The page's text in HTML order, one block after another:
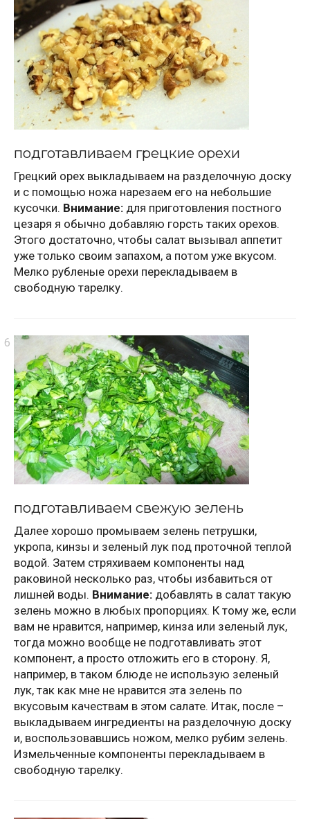
подготавливаем грецкие орехи
Грецкий орех выкладываем на разделочную доску
и с помощью ножа нарезаем его на небольшие
кусочки. Внимание: для приготовления постного
цезаря я обычно добавляю горсть таких орехов.
Этого достаточно, чтобы салат вызывал аппетит
уже только своим запахом, а потом уже вкусом.
Мелко рубленые орехи перекладываем в
свободную тарелку.
подготавливаем свежую зелень
Далее хорошо промываем зелень петрушки,
укропа, кинзы и зеленый лук под проточной теплой
водой. Затем стряхиваем компоненты над
раковиной несколько раз, чтобы избавиться от
лишней воды. Внимание: добавлять в салат такую
зелень можно в любых пропорциях. К тому же, если
вам не нравится, например, кинза или зеленый лук,
тогда можно вообще не подготавливать этот
компонент, а просто отложить его в сторону. Я,
например, в таком блюде не использую зеленый
лук, так как мне не нравится эта зелень по
вкусовым качествам в этом салате. Итак, после –
выкладываем ингредиенты на разделочную доску
и, воспользовавшись ножом, мелко рубим зелень.
Измельченные компоненты перекладываем в
свободную тарелку.